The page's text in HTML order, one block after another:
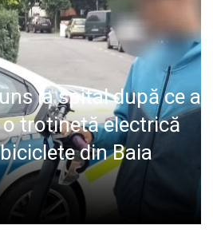
la spital după ce a
trotinetă electrică
din Baia